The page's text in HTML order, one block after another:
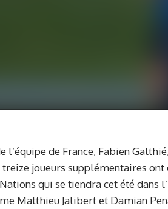
l’équipe de France, Fabien
treize joueurs supplémentaires
qui se tiendra cet été dans l’
Matthieu Jalibert et Damian